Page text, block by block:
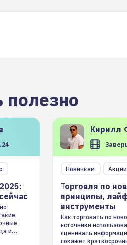
и
Кирилл
Новичкам Акции
Торговля по
принципы,
инструменты
Как торговать по
источники
оценивать
покажет